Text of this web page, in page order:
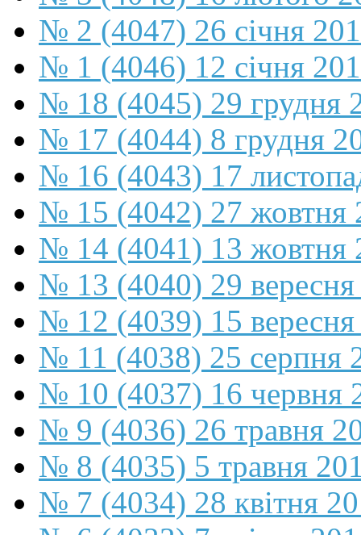
№ 2 (4047) 26 січня
№ 1 (4046) 12 січня
№ 18 (4045) 29 грудня
№ 17 (4044) 8 грудня
№ 16 (4043) 17
№ 15 (4042) 27 жовтня
№ 14 (4041) 13 жовтня
№ 13 (4040) 29
№ 12 (4039) 15
№ 11 (4038) 25 серпня
№ 10 (4037) 16 червня
№ 9 (4036) 26 травня
№ 8 (4035) 5 травня
№ 7 (4034) 28 квітня